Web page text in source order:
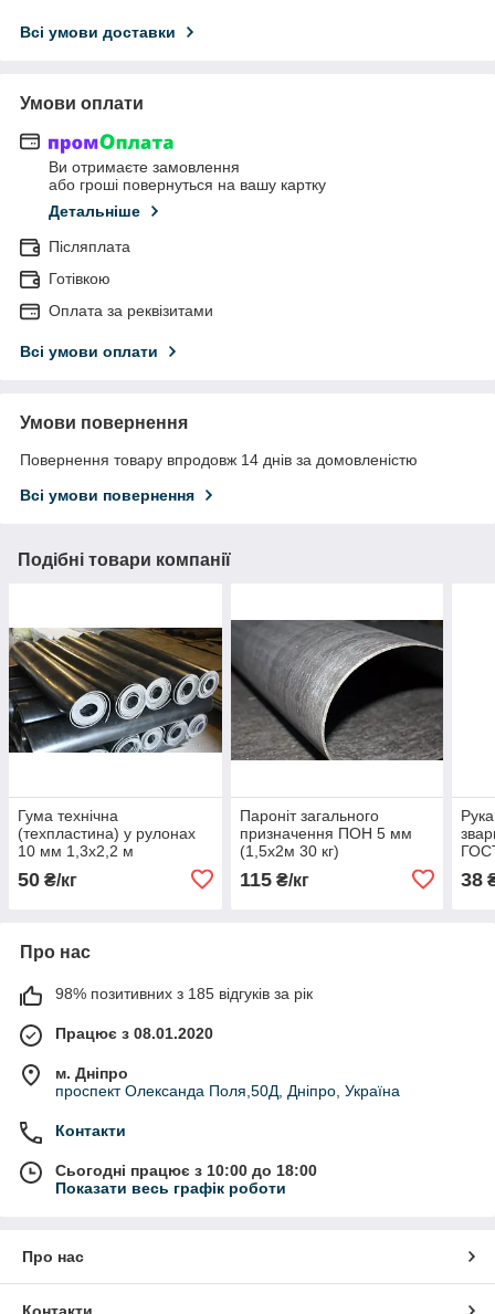
Всі умови доставки
Умови оплати
Ви отримаєте замовлення
або гроші повернуться на вашу картку
Детальніше
Післяплата
Готівкою
Оплата за реквізитами
Всі умови оплати
Умови повернення
Повернення товару впродовж 14 днів за домовленістю
Всі умови повернення
Подібні товари компанії
Гума технічна
(техпластина) у рулонах
10 мм 1,3х2,2 м
50 ₴/кг
Пароніт загального
призначення ПОН 5 мм
(1,5х2м 30 кг)
115₴/кг 38
Про нас
98% позитивних з 185 відгуків за рік
Працює з 08.01.2020
м. Дніпро
проспект Олександа Поля,50Д, Дніпро, Україна
Контакти
Сьогодні працює з 10:00 до 18:00
Показати весь графік роботи
Про нас